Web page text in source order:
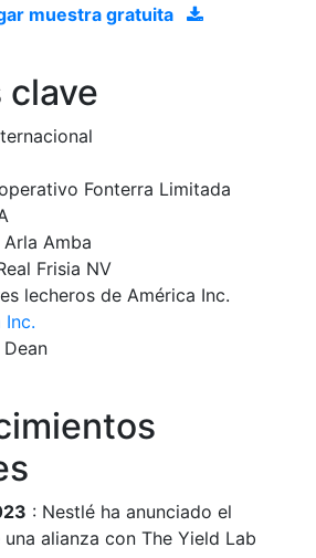
muestra gratuita
clave
Fonterra Limitada
Amba
Frisia NV
lecheros de América Inc.
Inc.
: Nestlé ha anunciado el
alianza con The Yield Lab